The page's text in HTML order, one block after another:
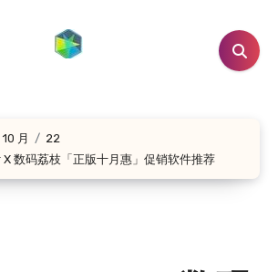
10 月
22
数码荔枝「正版十月惠」促销软件推荐